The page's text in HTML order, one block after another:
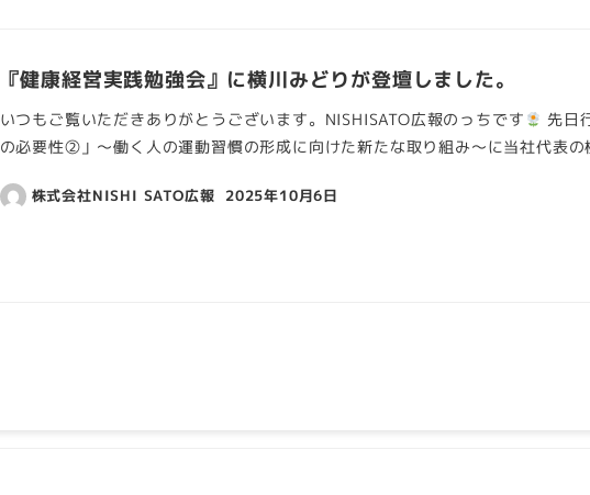
『健康経営実践勉強会』に横川みどりが登壇しました。
いつもご覧いただきありがとうございます。NISHISATO広報のっちです
先日
の必要性②」～働く人の運動習慣の形成に向けた新たな取り組み～に当社代表
株式会社NISHI SATO広報 2025年10月6日